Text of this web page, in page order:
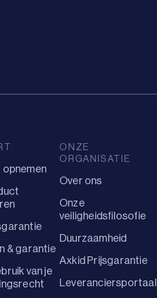
& garantie
van je
ONZE
ORGANISATIE
Over ons
Onze
veiligheidsfilosofie
Duurzaamheid
Axkid Prijsgarantie
Leveranciersportaal